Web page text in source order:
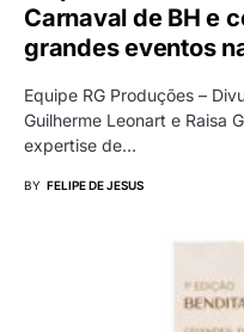
Carnaval de BH e
grandes eventos
Equipe RG Produções –
Guilherme Leonart e Raisa
expertise de…
BY FELIPE DE JESUS